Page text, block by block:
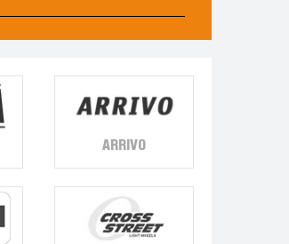
ARRIVO